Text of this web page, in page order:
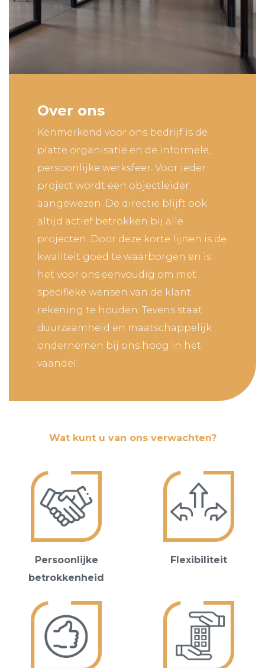
Over ons
Kenmerkend voor ons bedrijf is de
platte organisatie en de informele,
persoonlijke werksfeer. Voor ieder
project wordt een objectleider
aangewezen. De directie blijft ook
altijd actief betrokken bij alle
projecten. Door deze korte lijnen is de
kwaliteit goed te waarborgen en is
het voor ons eenvoudig om met
specifieke wensen van de klant
rekening te houden. Tevens staat
duurzaamheid en maatschappelijk
ondernemen bij ons hoog in het
vaandel.
Wat kunt u van ons verwachten?
Persoonlijke
betrokkenheid
Flexibiliteit